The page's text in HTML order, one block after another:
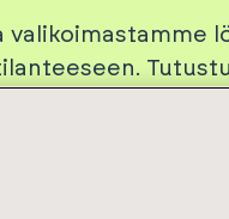
valikoimastamme
kohdalle,